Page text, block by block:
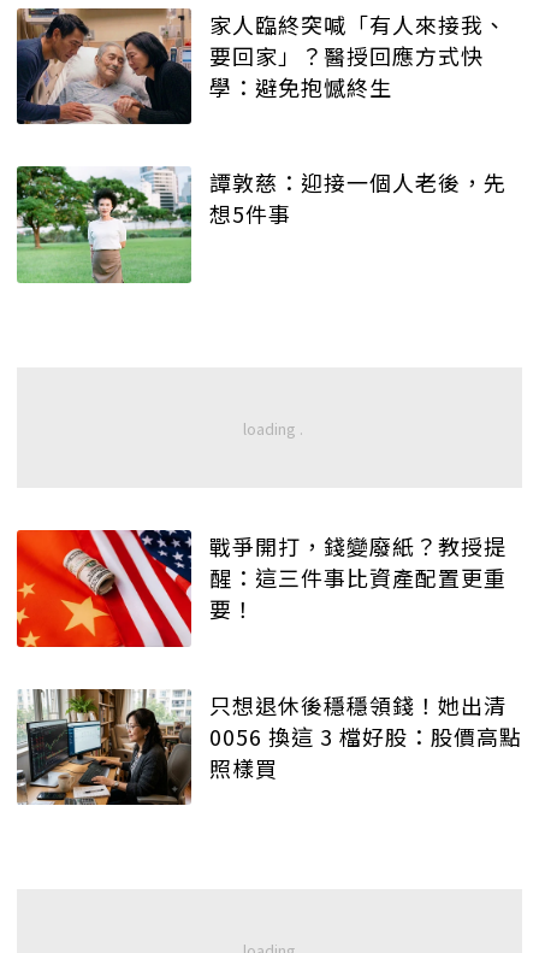
家人臨終突喊「有人來接我、
要回家」？醫授回應方式快
學：避免抱憾終生
譚敦慈：迎接一個人老後，先
想5件事
戰爭開打，錢變廢紙？教授提
醒：這三件事比資產配置更重
要！
只想退休後穩穩領錢！她出清
0056 換這 3 檔好股：股價高點
照樣買